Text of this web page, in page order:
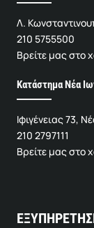
Λ.
210 5755500
Βρείτε μας στο
Κατάστημα Νέα
Ιφιγένειας 73,
210 2797111
Βρείτε μας στο